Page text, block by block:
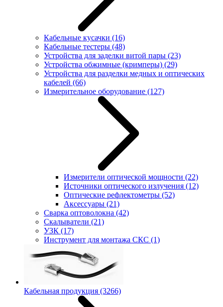
Кабельные кусачки (16)
Кабельные тестеры (48)
Устройства для заделки витой пары (23)
Устройства обжимные (кримперы) (29)
Устройства для разделки медных и оптических
кабелей (66)
Измерительное оборудование (127)
Измерители оптической мощности (22)
Источники оптического излучения (12)
Оптические рефлектометры (52)
Аксессуары (21)
Сварка оптоволокна (42)
Скалыватели (21)
УЗК (17)
Инструмент для монтажа СКС (1)
Кабельная продукция (3266)